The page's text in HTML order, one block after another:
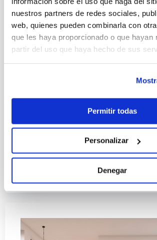
nuestros partners de redes sociales,
web, quienes pueden combinarla con
que les haya proporcionado o que hayan
partir del uso que haya hecho de sus
Permitir todas
Personalizar
Denegar
ofrecerte hasta un 50% de ahorro en
sin que el confort se vea perjudicado.
gama de producto para cada tipo de
un diseño moderno y atractivo.